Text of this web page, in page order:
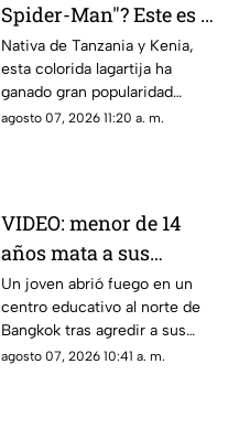
Spider-Man"? Este es el
reptil con los colores
del superhéroe
Nativa de Tanzania y Kenia,
esta colorida lagartija ha
ganado gran popularidad
debido a su increíble parecido
agosto 07, 2026 11:20 a. m.
VIDEO: menor de 14
años mata a sus
abuelos y 5 profesores
en tiroteo
Un joven abrió fuego en un
centro educativo al norte de
Bangkok tras agredir a sus
familiares; el incidente dejó
agosto 07, 2026 10:41 a. m.